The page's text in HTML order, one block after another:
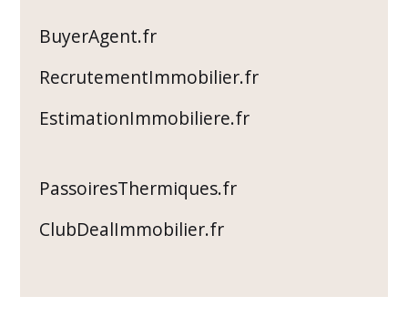
BuyerAgent.fr
RecrutementImmobilier.fr
EstimationImmobiliere.fr
PassoiresThermiques.fr
ClubDealImmobilier.fr